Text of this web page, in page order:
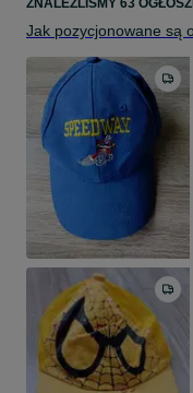
ZNALEŹLIŚMY 63
Jak pozycjonowane są